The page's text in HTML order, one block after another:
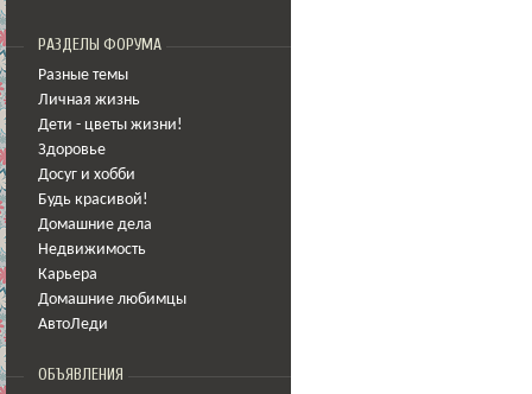
РАЗДЕЛЫ ФОРУМА
Разные темы
Личная жизнь
Дети - цветы жизни!
Здоровье
Досуг и хобби
Будь красивой!
Домашние дела
Недвижимость
Карьера
Домашние любимцы
АвтоЛеди
ОБЪЯВЛЕНИЯ